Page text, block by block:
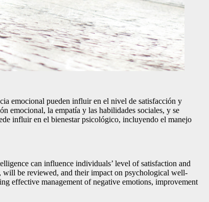
emocional pueden influir en el nivel de satisfacción y
emocional, la empatía y las habilidades sociales, y se
influir en el bienestar psicológico, incluyendo el manejo
can influence individuals’ level of satisfaction and
will be reviewed, and their impact on psychological well-
effective management of negative emotions, improvement